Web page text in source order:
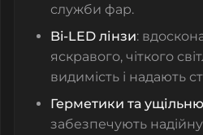
служби фар.
Bi-LED лінзи:
яскравого, чіткого
видимість і надають
Герметики та
забезпечують